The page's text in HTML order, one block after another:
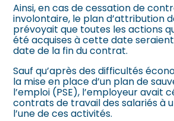
Ainsi, en cas de cessation de
involontaire, le plan d’attribution
prévoyait que toutes les actions
été acquises à cette date
date de la fin du contrat.
Sauf qu’après des difficultés
la mise en place d’un plan de
l’emploi (PSE), l’employeur avait
contrats de travail des salariés à
l’une de ces activités.